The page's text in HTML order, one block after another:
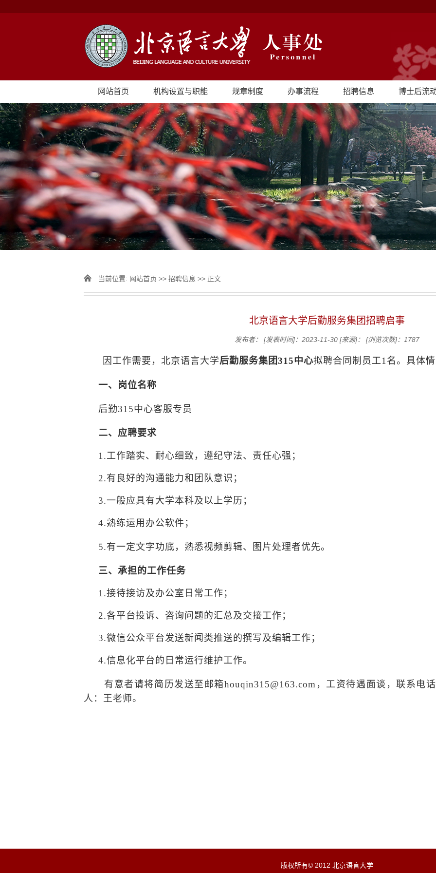
网站首页 机构设置与职能 规章制度 办事流程 招聘信息 博士后流
当前位置: 网站首页 >> 招聘信息 >> 正文
北京语言大学后勤服务集团招聘启事
发布者： [发表时间]：2023-11-30 [来源]： [浏览次数]： 1787
因工作需要，北京语言大学后勤服务集团315中心拟聘合同制员工1 名。 具体
一、岗位名称
后勤315中心客服专员
二、应聘要求
1.工作踏实、耐心细致，遵纪守法、责任心强；
2.有良好的沟通能力和团队意识；
3.一般应具有大学本科及以上学历；
4.熟练运用办公软件；
5.有一定文字功底，熟悉视频剪辑、图片处理者优先。
三、承担的工作任务
1.接待接访及办公室日常工作；
2.各平台投诉、咨询问题的汇总及交接工作；
3.微信公众平台发送新闻类推送的撰写及编辑工作；
4.信息化平台的日常运行维护工作。
有意者请将简历发送至邮箱houqin315@163.com ，工资待遇面谈，联系电
人：王老师。
版权所有© 2012 北京语言大学